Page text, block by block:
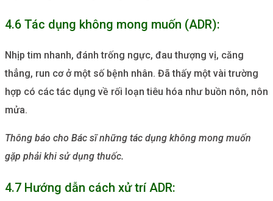
4.6 Tác dụng không mong muốn (ADR):
Nhịp tim nhanh, đánh trống ngực, đau thượng vị, căng
thẳng, run cơ ở một số bệnh nhân. Đã thấy một vài trường
hợp có các tác dụng về rối loạn tiêu hóa như buồn nôn, nôn
mửa.
Thông báo cho Bác sĩ những tác dụng không mong muốn
gặp phải khi sử dụng thuốc.
4.7 Hướng dẫn cách xử trí ADR: